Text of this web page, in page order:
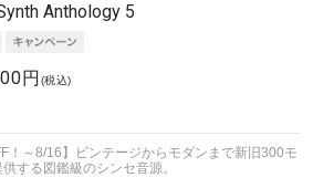
Anthology 5
円 (税込)
！～8/16】ビンテージからモダンまで新旧300モ
する図鑑級のシンセ音源。